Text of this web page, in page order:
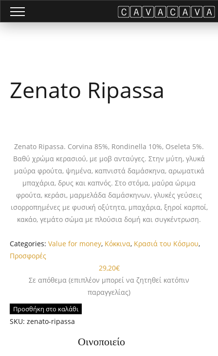
Zenato Ripassa
Zenato Ripassa. Corvina 85%, Rondinella 10%, Oseleta 5%.
Βαθύ χρώμα κερασιού, με μοβ ανταύγες. Στην μύτη, γλυκά
μαύρα φρούτα, ψημένα, καπνιστά δαμάσκηνα, αρωματικά
μπαχάρια, δρυς και καπνός. Στο στόμα, μαύρα ώριμα
φρούτα, κεράσι, μαρμελάδα δαμάσκηνων, γλυκές γεύσεις
ισορροπημένες με φυσική οξύτητα, μπαχάρια, ξηροί καρποί,
κακάο, γεμάτο σώμα με πλούσια δομή και συγκέντρωση.
Categories: Value for money, Κόκκινα, Κρασιά του Κόσμου,
Προσφορές
29,20€
Σε απόθεμα (επιπλέον μπορεί να ζητηθεί κατόπιν
παραγγελίας)
Προσθήκη στο καλάθι
SKU: zenato-ripassa
Οινοποιείο